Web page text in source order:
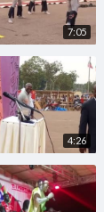
7:05
4:26